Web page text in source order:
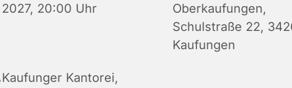
2027, 20:00 Uhr
Oberkaufungen,
Schulstraße 22,
Kaufungen
Kaufunger Kantorei,